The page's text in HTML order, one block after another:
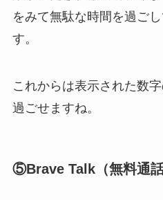
をみて無駄な時間を過ご
す。
これからは表示された数
過ごせますね。
⑤Brave Talk（無料通話